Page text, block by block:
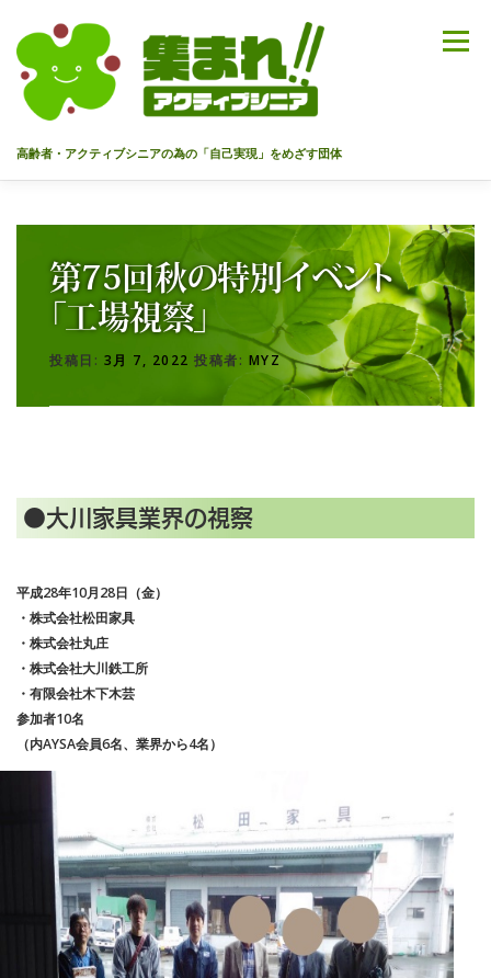
高齢者・アクティブシニアの為の「自己実現」をめざす団体
メニュー
HOME 代表あいさつ 私達について 今までのセミナー
メンバー 情報を募集中！ お問合せ 最新情報
プライバシーポリシー
第75回秋の特別イベント
「工場視察」
投稿日: 3月 7, 2022 投稿者: MYZ
●大川家具業界の視察
平成28年10月28日（金）
・株式会社松田家具
・株式会社丸庄
・株式会社大川鉄工所
・有限会社木下木芸
参加者10名
（内AYSA会員6名、業界から4名）